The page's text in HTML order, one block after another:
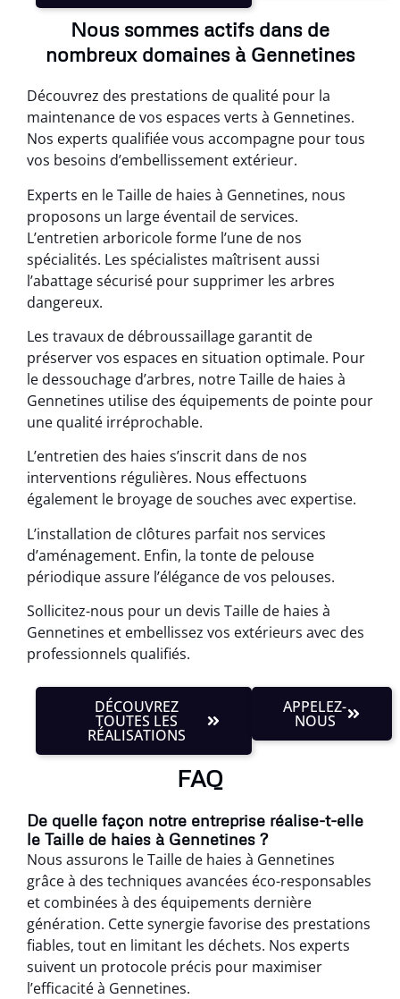
Nous sommes actifs dans de
nombreux domaines à Gennetines
Découvrez des prestations de qualité pour la
maintenance de vos espaces verts à Gennetines.
Nos experts qualifiée vous accompagne pour tous
vos besoins d’embellissement extérieur.
Experts en le Taille de haies à Gennetines, nous
proposons un large éventail de services.
L’entretien arboricole forme l’une de nos
spécialités. Les spécialistes maîtrisent aussi
l’abattage sécurisé pour supprimer les arbres
dangereux.
Les travaux de débroussaillage garantit de
préserver vos espaces en situation optimale. Pour
le dessouchage d’arbres, notre Taille de haies à
Gennetines utilise des équipements de pointe pour
une qualité irréprochable.
L’entretien des haies s’inscrit dans de nos
interventions régulières. Nous effectuons
également le broyage de souches avec expertise.
L’installation de clôtures parfait nos services
d’aménagement. Enfin, la tonte de pelouse
périodique assure l’élégance de vos pelouses.
Sollicitez-nous pour un devis Taille de haies à
Gennetines et embellissez vos extérieurs avec des
professionnels qualifiés.
DÉCOUVREZ
TOUTES LES
RÉALISATIONS
APPELEZ-
NOUS
FAQ
De quelle façon notre entreprise réalise-t-elle
le Taille de haies à Gennetines ?
Nous assurons le Taille de haies à Gennetines
grâce à des techniques avancées éco-responsables
et combinées à des équipements dernière
génération. Cette synergie favorise des prestations
fiables, tout en limitant les déchets. Nos experts
suivent un protocole précis pour maximiser
l’efficacité à Gennetines.